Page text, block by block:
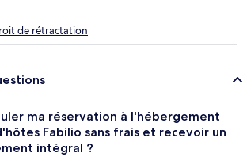
de rétractation
ma réservation à l'hébergement
Fabilio sans frais et recevoir un
intégral ?